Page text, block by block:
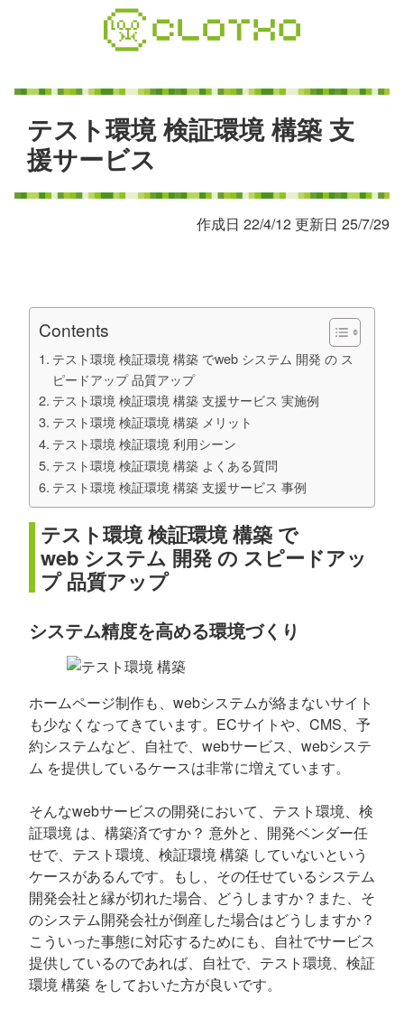
テス ト環境検証環境構築 支
援サービス
作成日 22/4/12 更新日 25/7/29
Contents
テスト環境 検証環境 構築 でweb システム 開発 の ス
ピードアップ 品質アップ
テスト環境 検証環境 構築 支援サービス 実施例
テスト環境 検証環境 構築 メリット
テスト環境 検証環境 利用シーン
テスト環境 検証環境 構築 よくある質問
テスト環境 検証環境 構築 支援サービス 事例
テスト環境 検証環境 構築 で
web システム 開発 の スピードアッ
プ 品質アップ
システム精度を高める環境づくり
ホームページ制作も、webシステムが絡まないサイト
も少なくなってきています。ECサイトや、CMS、予
約システムなど、自社で、webサービス、webシステ
ム を提供しているケースは非常に増えています。
そんなwebサービスの開発において、テスト環境、検
証環境 は、構築済ですか？ 意外と、開発ベンダー任
せで、テスト環境、検証環境 構築 していないという
ケースがあるんです。もし、その任せているシステム
開発会社と縁が切れた場合、どうしますか？また、そ
のシステム開発会社が倒産した場合はどうしますか？
こういった事態に対応するためにも、自社でサービス
提供しているのであれば、自社で、テスト環境、検証
環境 構築 をしておいた方が良いです。